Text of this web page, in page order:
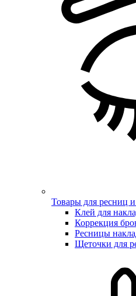
Товары для ресниц
Клей для
Коррекция
Ресницы
Щеточки для